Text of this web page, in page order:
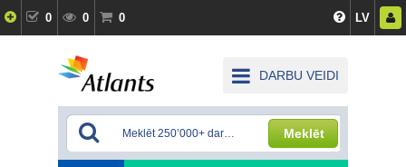
0 0 0 LV
DARBU VEIDI
Meklēt